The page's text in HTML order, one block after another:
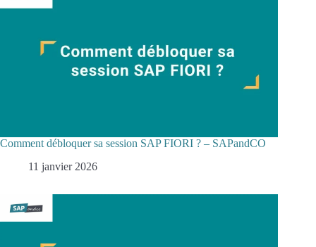
Comment débloquer sa session SAP FIORI ? – SAPandCO
11 janvier 2026